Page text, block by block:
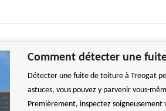
Comment détecter une
Détecter une fuite de toiture à Treogat
astuces, vous pouvez y parvenir vous-
Premièrement, inspectez